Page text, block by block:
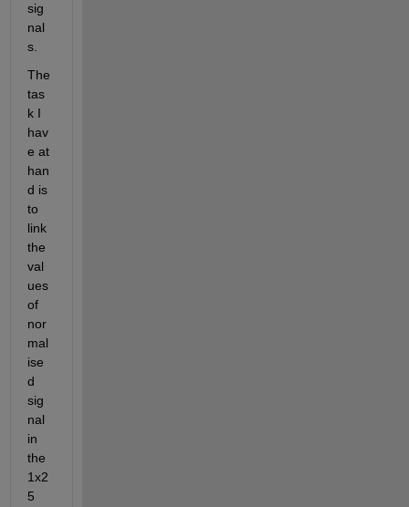
sig
nal
s.
The
tas
k I
hav
e at
han
d is
to
link
the
val
ues
of
nor
mal
ise
d
sig
nal
in
the
1x2
5